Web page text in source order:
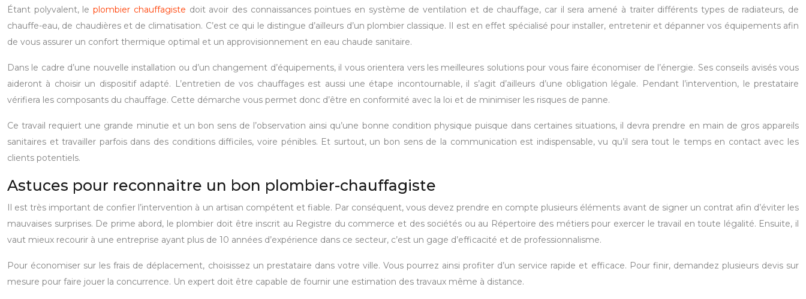
Étant polyvalent, leplombier chauffagiste doit avoir des connaissances pointues en système de ventilation et de chauffage, car il sera amené à traiter différents types de radiateurs, de
chauffe-eau, de chaudières et de climatisation. C’est ce qui le distingue d’ailleurs d’un plombier classique. Il est en effet spécialisé pour installer, entretenir et dépanner vos équipements afin
de vous assurer un confort thermique optimal et un approvisionnement en eau chaude sanitaire.
Dans le cadre d’une nouvelle installation ou d’un changement d’équipements, il vous orientera vers les meilleures solutions pour vous faire économiser de l’énergie. Ses conseils avisés vous
aideront à choisir un dispositif adapté. L’entretien de vos chauffages est aussi une étape incontournable, il s’agit d’ailleurs d’une obligation légale. Pendant l’intervention, le prestataire
vérifiera les composants du chauffage. Cette démarche vous permet donc d’être en conformité avec la loi et de minimiser les risques de panne.
Ce travail requiert une grande minutie et un bon sens de l’observation ainsi qu’une bonne condition physique puisque dans certaines situations, il devra prendre en main de gros appareils
sanitaires et travailler parfois dans des conditions difficiles, voire pénibles. Et surtout, un bon sens de la communication est indispensable, vu qu’il sera tout le temps en contact avec les
clients potentiels.
Astuces pour reconnaitre un bon plombier-chauffagiste
Il est très important de confier l’intervention à un artisan compétent et fiable. Par conséquent, vous devez prendre en compte plusieurs éléments avant de signer un contrat afin d’éviter les
mauvaises surprises. De prime abord, le plombier doit être inscrit au Registre du commerce et des sociétés ou au Répertoire des métiers pour exercer le travail en toute légalité. Ensuite, il
vaut mieux recourir à une entreprise ayant plus de 10 années d’expérience dans ce secteur, c’est un gage d’efficacité et de professionnalisme.
Pour économiser sur les frais de déplacement, choisissez un prestataire dans votre ville. Vous pourrez ainsi profiter d’un service rapide et efficace. Pour finir, demandez plusieurs devis sur
mesure pour faire jouer la concurrence. Un expert doit être capable de fournir une estimation des travaux même à distance.